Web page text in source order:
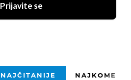
Prijavite se
NAJČITANIJE